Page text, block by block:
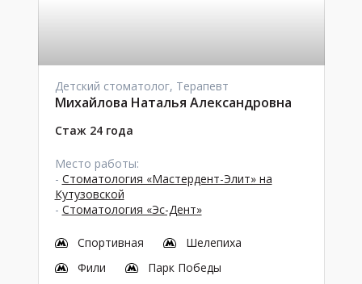
Детский стоматолог, Терапевт
Михайлова Наталья Александровна
Стаж 24 года
Место работы:
- Стоматология «Мастердент-Элит» на
Кутузовской
- Стоматология «Эс-Дент»
Спортивная
Шелепиха
Фили
Парк Победы